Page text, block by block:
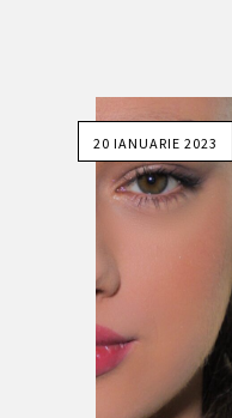
20 IANUARIE 2023